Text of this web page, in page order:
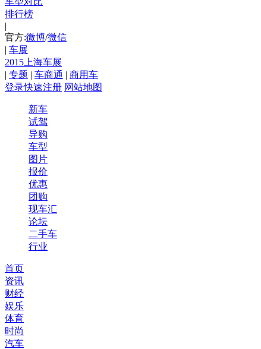
排行榜
|
官方:微博/微信
| 车展
2015上海车展
| 专题 | 车商通 | 商用车
登录快速注册 网站地图
新车
试驾
导购
车型
图片
报价
优惠
团购
现车汇
论坛
二手车
行业
首页
资讯
财经
娱乐
体育
时尚
汽车